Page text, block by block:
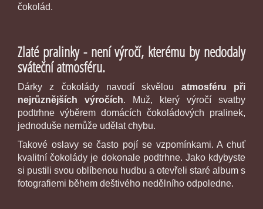
čokolád.
Zlaté pralinky - není výročí, kterému by nedodaly
sváteční atmosféru.
Dárky z čokolády navodí skvělou atmosféru při
nejrůznějších výročích. Muž, který výročí svatby
podtrhne výběrem domácích čokoládových pralinek,
jednoduše nemůže udělat chybu.
Takové oslavy se často pojí se vzpomínkami. A chuť
kvalitní čokolády je dokonale podtrhne. Jako kdybyste
si pustili svou oblíbenou hudbu a otevřeli staré album s
fotografiemi během deštivého nedělního odpoledne.